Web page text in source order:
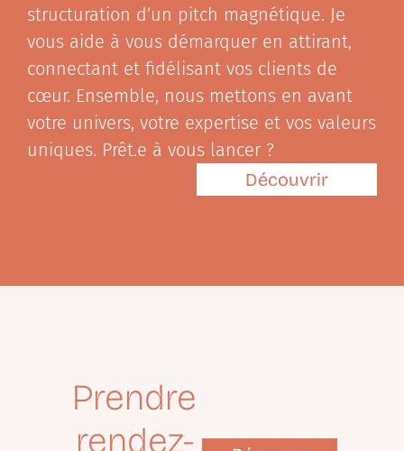
structuration d’un pitch magnétique. Je
vous aide à vous démarquer en attirant,
connectant et fidélisant vos clients de
cœur. Ensemble, nous mettons en avant
votre univers, votre expertise et vos valeurs
uniques. Prêt.e à vous lancer ?
Découvrir
Prendre
rendez-